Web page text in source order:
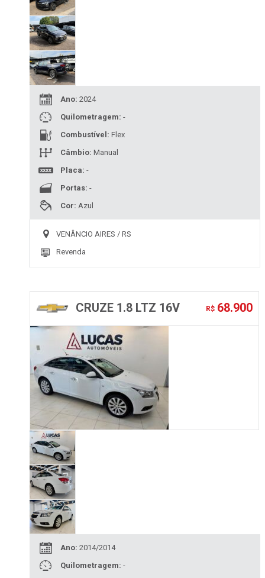
Ano: 2024
Quilometragem: -
Combustível: Flex
Câmbio: Manual
Placa: -
Portas: -
Cor: Azul
VENÂNCIO AIRES / RS
Revenda
R$ 68.900
CRUZE 1.8 LTZ 16V
Ano: 2014/2014
Quilometragem: -